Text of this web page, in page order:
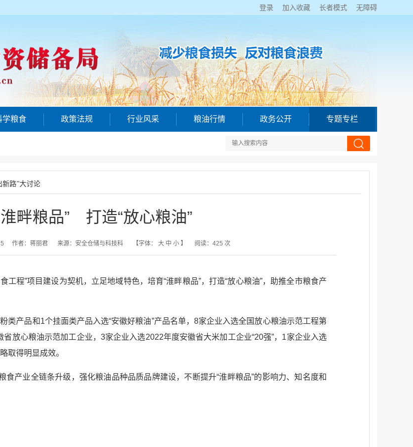
登录 加入收藏 长者模式 无障碍
学粮食 政策法规 行业风采 粮油行情 政务公开 专题专栏
新路”大讨论
畔粮品” 打造“放心粮油”
作者：蒋丽君 来源：安全仓储与科技科 【字体： 大 中 小 】 阅读： 425 次
工程”项目建设为契机，立足地域特色，培育“淮畔粮品”，打造“放心粮油”，助推全市粮食产
类产品和1个挂面类产品入选“安徽好粮油”产品名单，8家企业入选全国放心粮油示范工程第
放心粮油示范加工企业，3家企业入选2022年度安徽省大米加工企业“20强”，1家企业入选
取得明显成效。
产业全链条升级，强化粮油品种品质品牌建设，不断提升“淮畔粮品”的影响力、知名度和